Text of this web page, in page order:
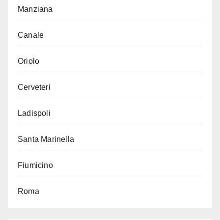
Manziana
Canale
Oriolo
Cerveteri
Ladispoli
Santa Marinella
Fiumicino
Roma